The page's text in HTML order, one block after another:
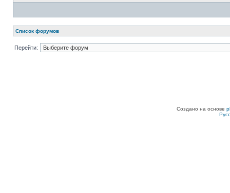
Список форумов
Перейти:
Создано на основе